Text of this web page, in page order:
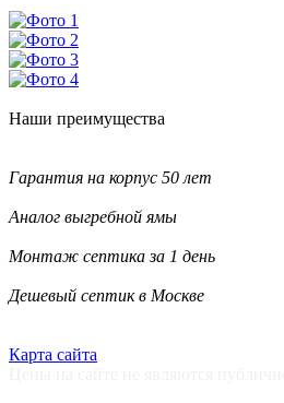
Наши преимущества
Гарантия на корпус 50 лет
Аналог выгребной ямы
Монтаж септика за 1 день
Дешевый септик в Москве
Карта сайта